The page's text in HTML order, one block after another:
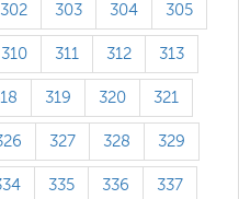
302 303 304 305
310 311 312 313
319 320 321
327 328 329
335 336 337